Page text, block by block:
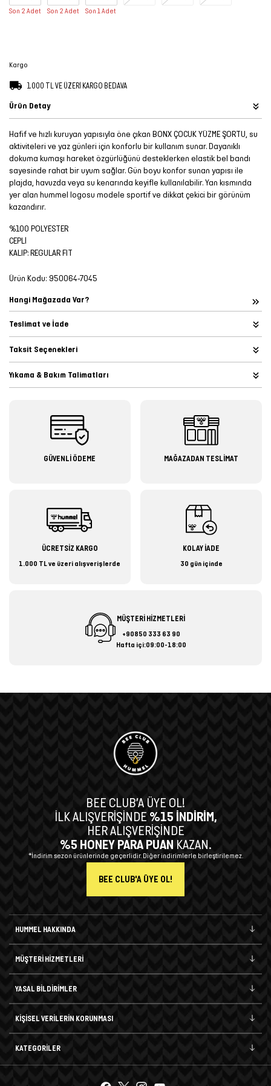
Son 2 Adet Son 2 Adet Son 1 Adet
Kargo
1.000 TL VE ÜZERİ KARGO BEDAVA
Ürün Detay
Hafif ve hızlı kuruyan yapısıyla öne çıkan BONX ÇOCUK YÜZME ŞORTU, su
aktiviteleri ve yaz günleri için konforlu bir kullanım sunar. Dayanıklı
dokuma kumaşı hareket özgürlüğünü desteklerken elastik bel bandı
sayesinde rahat bir uyum sağlar. Gün boyu konfor sunan yapısı ile
plajda, havuzda veya su kenarında keyifle kullanılabilir. Yan kısmında
yer alan hummel logosu modele sportif ve dikkat çekici bir görünüm
kazandırır.
%100 POLYESTER
CEPLİ
KALIP: REGULAR FIT
Ürün Kodu: 950064-7045
Hangi Mağazada Var?
Teslimat ve İade
Taksit Seçenekleri
Yıkama & Bakım Talimatları
GÜVENLİ ÖDEME MAĞAZADAN TESLİMAT
ÜCRETSİZ KARGO
1.000 TL ve üzeri alışverişlerde
KOLAY İADE
30 gün içinde
MÜŞTERİ HİZMETLERİ
+90850 333 63 90
Hafta içi:09:00-18:00
HUMMEL HAKKINDA
MÜŞTERİ HİZMETLERİ
YASAL BİLDİRİMLER
KİŞİSEL VERİLERİN KORUNMASI
KATEGORİLER
BEE CLUB’A ÜYE OL!
İLK ALIŞVERİŞİNDE %15 İNDİRİM,
HER ALIŞVERİŞİNDE
%5 HONEY PARA PUAN KAZAN.
*İndirim sezon ürünlerinde geçerlidir. Diğer indirimlerle birleştirilemez.
BEE CLUB'A ÜYE OL!